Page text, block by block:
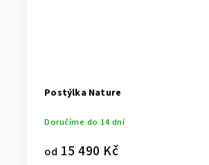
Postýlka Nature
Doručíme do 14 dní
od 15 490 Kč